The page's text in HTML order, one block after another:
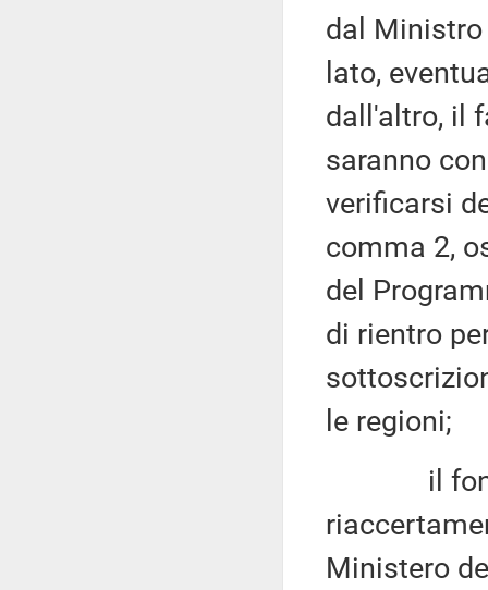
dal Ministro
lato,
dall'altro, il
saranno
verificarsi
comma 2,
del
di rientro
le regioni;
il fondo
Ministero